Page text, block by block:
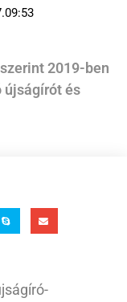
09:53
2019-ben
újságírót és